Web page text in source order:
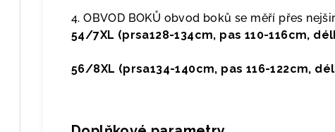
4. OBVOD BOKŮ obvod boků se měří přes
54/7XL (prsa128-134cm, pas 110-116cm,
56/8XL (prsa134-140cm, pas 116-122cm,